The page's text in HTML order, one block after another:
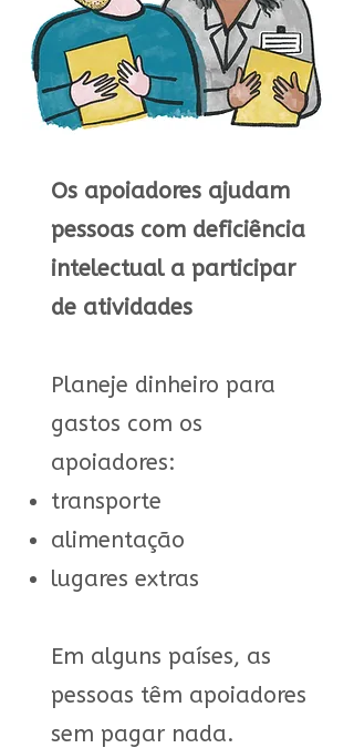
Os apoiadores ajudam
pessoas com deficiência
intelectual a participar
de atividades
Planeje dinheiro para
gastos com os
apoiadores:
transporte
alimentação
lugares extras
Em alguns países, as
pessoas têm apoiadores
sem pagar nada.